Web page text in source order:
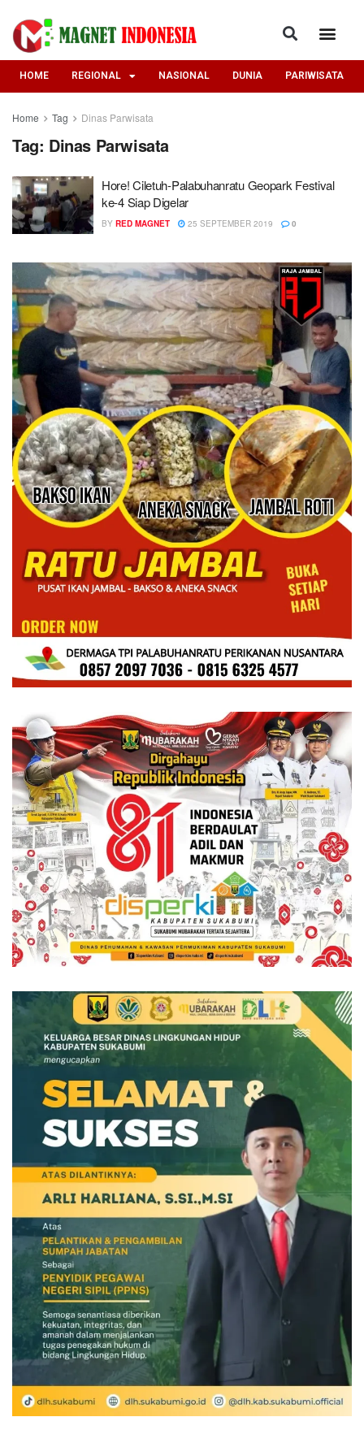
HOME REGIONAL NASIONAL DUNIA PARIWISATA
Home Tag Dinas Parwisata
Tag: Dinas Parwisata
Hore! Ciletuh-Palabuhanratu Geopark Festival
ke-4 Siap Digelar
BY RED MAGNET 25 SEPTEMBER 2019 0